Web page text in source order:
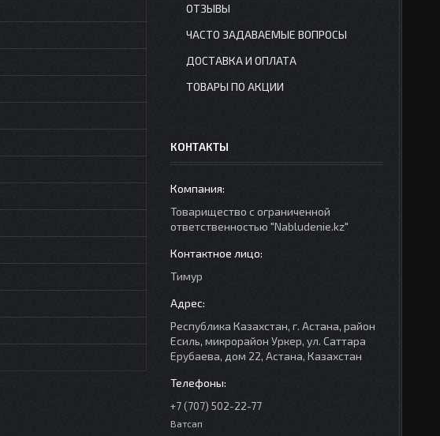
ОТЗЫВЫ
ЧАСТО ЗАДАВАЕМЫЕ ВОПРОСЫ
ДОСТАВКА И ОПЛАТА
ТОВАРЫ ПО АКЦИИ
КОНТАКТЫ
Товарищество с ограниченной
ответственностью "Nabludenie.kz"
Тимур
Республика Казахстан, г. Астана, район
Есиль, микрорайон Уркер, ул. Саттара
Ерубаева, дом 22, Астана, Казахстан
+7 (707) 502-22-77
Ватсап